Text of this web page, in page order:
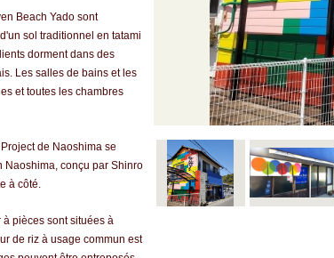
Beach Yado sont
sol traditionnel en tatami
dorment dans des
Les salles de bains et les
et toutes les chambres
de Naoshima se
Naoshima, conçu par Shinro
à côté.
pièces sont situées à
de riz à usage commun est